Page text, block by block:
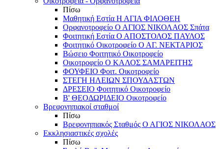
Πίσω
Μαθητική Εστία Η ΑΓΙΑ ΦΙΛΟΘΕΗ
Ορφανοτροφείο Ο ΑΓΙΟΣ ΝΙΚΟΛΑΟΣ Σπάτα
Φοιτητική Εστία Ο ΑΠΟΣΤΟΛΟΣ ΠΑΥΛΟΣ
Φοιτητικό Οικοτροφείο Ο ΑΓ. ΝΕΚΤΑΡΙΟΣ
Βώσειο Φοιτητικό Οικοτροφείο
Οικοτροφείο Ο ΚΑΛΟΣ ΣΑΜΑΡΕΙΤΗΣ
ΦΟΥΦΕΙΟ Φοιτ. Οικοτροφείο
ΣΤΕΓΗ ΗΛΕΙΩΝ ΣΠΟΥΔΑΣΤΩΝ
ΔΡΕΣΕΙΟ Φοιτητικό Οικοτροφείο
Β' ΘΕΟΔΩΡΙΔΕΙΟ Οικοτροφείο
Βρεφονηπιακοί σταθμοί
Πίσω
Βρεφονηπιακός Σταθμός Ο ΑΓΙΟΣ ΝΙΚΟΛΑΟΣ
Εκκλησιαστικές σχολές
Πίσω